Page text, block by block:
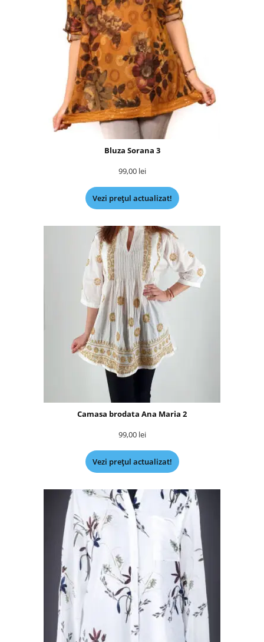
Bluza Sorana 3
99,00 lei
Vezi prețul actualizat!
Camasa brodata Ana Maria 2
99,00 lei
Vezi prețul actualizat!